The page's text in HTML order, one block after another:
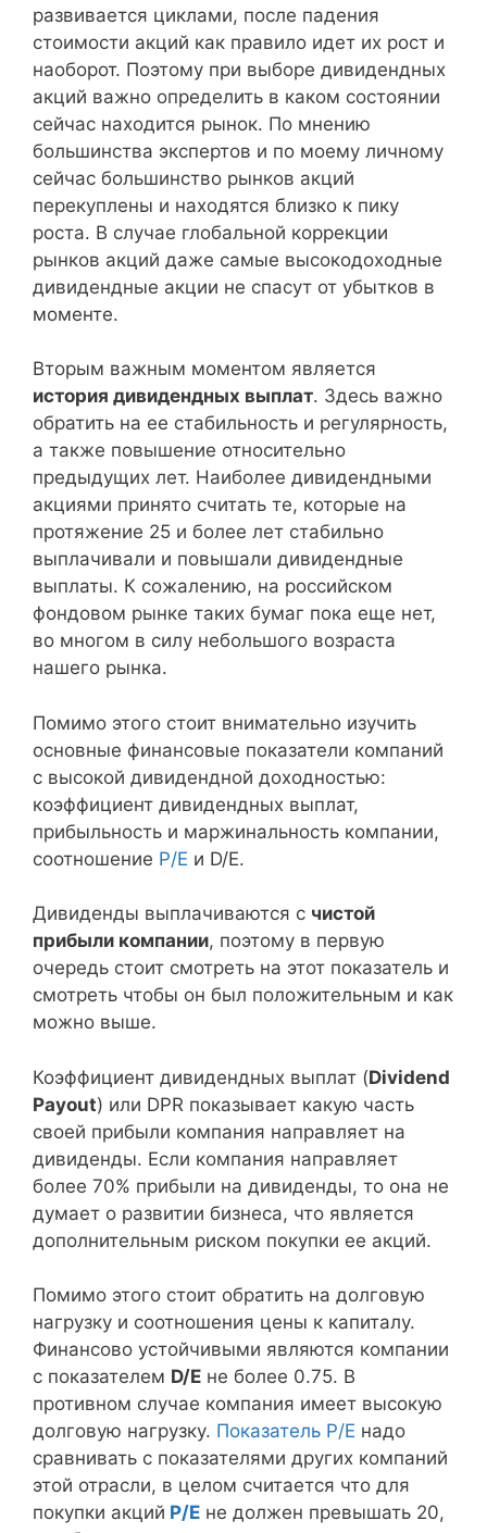
развивается циклами, после падения
стоимости акций как правило идет их рост и
наоборот. Поэтому при выборе дивидендных
акций важно определить в каком состоянии
сейчас находится рынок. По мнению
большинства экспертов и по моему личному
сейчас большинство рынков акций
перекуплены и находятся близко к пику
роста. В случае глобальной коррекции
рынков акций даже самые высокодоходные
дивидендные акции не спасут от убытков в
моменте.
Вторым важным моментом является
история дивидендных выплат. Здесь важно
обратить на ее стабильность и регулярность,
а также повышение относительно
предыдущих лет. Наиболее дивидендными
акциями принято считать те, которые на
протяжение 25 и более лет стабильно
выплачивали и повышали дивидендные
выплаты. К сожалению, на российском
фондовом рынке таких бумаг пока еще нет,
во многом в силу небольшого возраста
нашего рынка.
Помимо этого стоит внимательно изучить
основные финансовые показатели компаний
с высокой дивидендной доходностью:
коэффициент дивидендных выплат,
прибыльность и маржинальность компании,
соотношение P/E и D/E.
Дивиденды выплачиваются с чистой
прибыли компании, поэтому в первую
очередь стоит смотреть на этот показатель и
смотреть чтобы он был положительным и как
можно выше.
Коэффициент дивидендных выплат (Dividend
Payout) или DPR показывает какую часть
своей прибыли компания направляет на
дивиденды. Если компания направляет
более 70% прибыли на дивиденды, то она не
думает о развитии бизнеса, что является
дополнительным риском покупки ее акций.
Помимо этого стоит обратить на долговую
нагрузку и соотношения цены к капиталу.
Финансово устойчивыми являются компании
с показателем D/E не более 0.75. В
противном случае компания имеет высокую
долговую нагрузку. Показатель P/E надо
сравнивать с показателями других компаний
этой отрасли, в целом считается что для
покупки акций P/E не должен превышать 20,